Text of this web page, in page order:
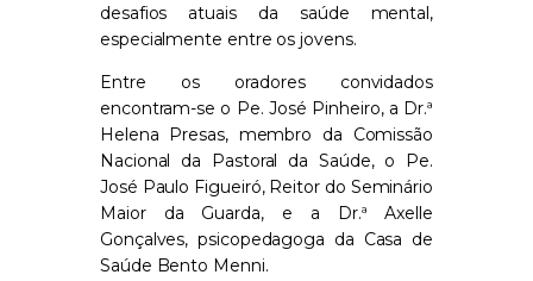
desafios atuais da saúde mental,
especialmente entre os jovens.
Entre os oradores convidados
encontram-se o Pe. José Pinheiro, a Dr.ª
Helena Presas, membro da Comissão
Nacional da Pastoral da Saúde, o Pe.
José Paulo Figueiró, Reitor do Seminário
Maior da Guarda, e a Dr.ª Axelle
Gonçalves, psicopedagoga da Casa de
Saúde Bento Menni.